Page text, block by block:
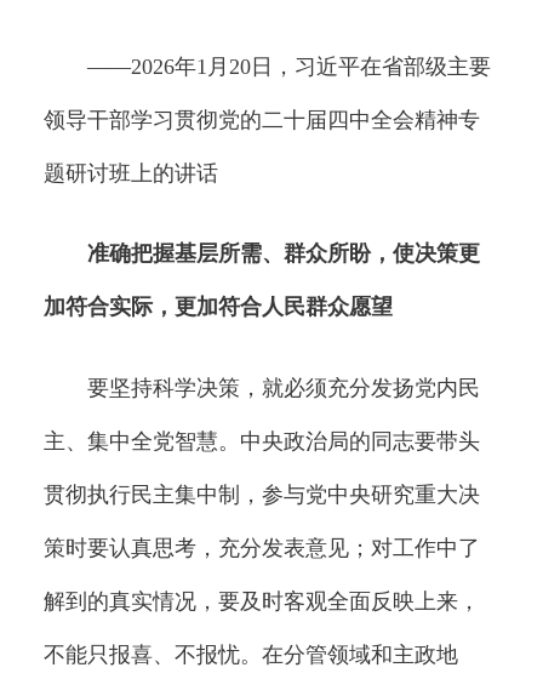
——2026年1月20日，习近平在省部级主要
领导干部学习贯彻党的二十届四中全会精神专
题研讨班上的讲话
准确把握基层所需、群众所盼，使决策更
加符合实际，更加符合人民群众愿望
要坚持科学决策，就必须充分发扬党内民
主、集中全党智慧。中央政治局的同志要带头
贯彻执行民主集中制，参与党中央研究重大决
策时要认真思考，充分发表意见；对工作中了
解到的真实情况，要及时客观全面反映上来，
不能只报喜、不报忧。在分管领域和主政地